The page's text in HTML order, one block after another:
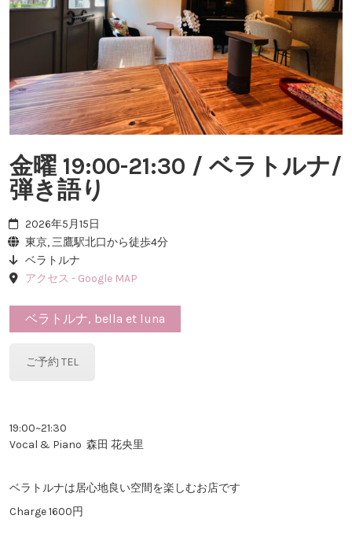
金曜 19:00-21:30 / ベラトルナ/
弾き語り
2026年5月15日
東京, 三鷹駅北口から徒歩4分
ベラトルナ
アクセス - Google MAP
ベラトルナ, bella et luna
ご予約 TEL
19:00~21:30
Vocal & Piano 森田 花央里
ベラトルナは居心地良い空間を楽しむお店です
Charge 1600円